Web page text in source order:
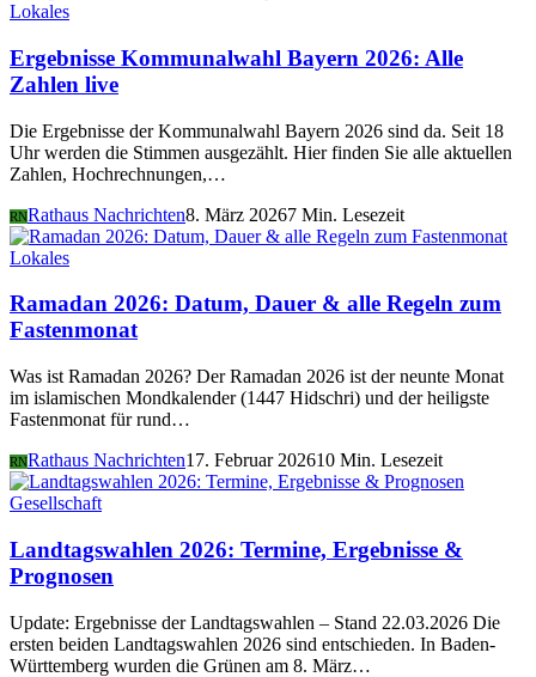
Lokales
Ergebnisse Kommunalwahl Bayern 2026: Alle
Zahlen live
Die Ergebnisse der Kommunalwahl Bayern 2026 sind da. Seit 18
Uhr werden die Stimmen ausgezählt. Hier finden Sie alle aktuellen
Zahlen, Hochrechnungen,…
RNRathaus Nachrichten8. März 20267 Min. Lesezeit
Lokales
Ramadan 2026: Datum, Dauer & alle Regeln zum
Fastenmonat
Was ist Ramadan 2026? Der Ramadan 2026 ist der neunte Monat
im islamischen Mondkalender (1447 Hidschri) und der heiligste
Fastenmonat für rund…
RNRathaus Nachrichten17. Februar 202610 Min. Lesezeit
Gesellschaft
Landtagswahlen 2026: Termine, Ergebnisse &
Prognosen
Update: Ergebnisse der Landtagswahlen – Stand 22.03.2026 Die
ersten beiden Landtagswahlen 2026 sind entschieden. In Baden-
Württemberg wurden die Grünen am 8. März…